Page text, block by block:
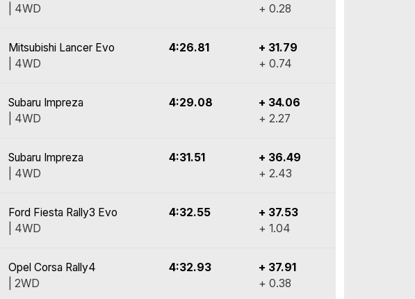
| 4WD
+ 0.28
Mitsubishi Lancer Evo
| 4WD
4:26.81
+ 31.79
+ 0.74
Subaru Impreza
| 4WD
4:29.08
+ 34.06
+ 2.27
Subaru Impreza
| 4WD
4:31.51
+ 36.49
+ 2.43
Ford Fiesta Rally3 Evo
| 4WD
4:32.55
+ 37.53
+ 1.04
Opel Corsa Rally4
| 2WD
4:32.93
+ 37.91
+ 0.38